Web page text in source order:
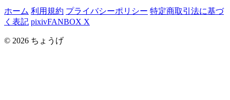
ホーム 利用規約 プライバシーポリシー 特定商取引法に基づ
く表記 pixivFANBOX X
© 2026 ちょうげ